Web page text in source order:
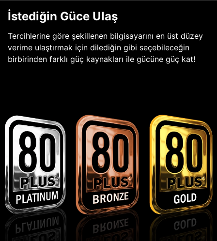
İstediğin Güce Ulaş
Tercihlerine göre şekillenen bilgisayarını en üst düzey
verime ulaştırmak için dilediğin gibi seçebileceğin
birbirinden farklı güç kaynakları ile gücüne güç kat!